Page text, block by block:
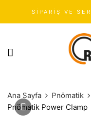
SİPARİŞ VE
Ana Sayfa Pnömatik
Pnömatik Power Clamp